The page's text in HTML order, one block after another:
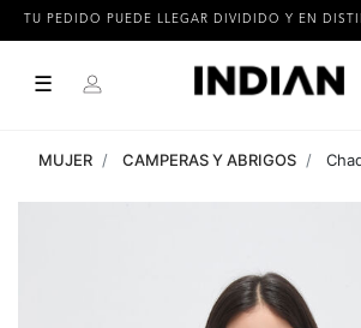
PEDIDO PUEDE LLEGAR DIVIDIDO Y EN
☰
MUJER CAMPERAS Y ABRIGOS